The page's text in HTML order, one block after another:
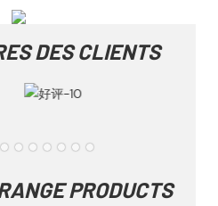
DES CLIENTS
PRODUCTS